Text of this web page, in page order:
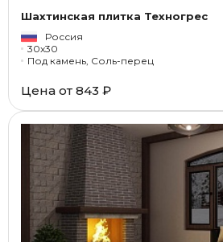
Шахтинская плитка Техногрес
Россия
30x30
Под камень, Соль-перец
Цена от 843 ₽